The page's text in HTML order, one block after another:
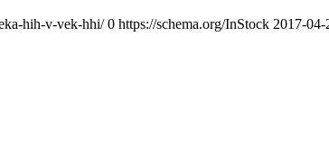
hih-v-vek-hhi/ 0 https://schema.org/InStock 2017-